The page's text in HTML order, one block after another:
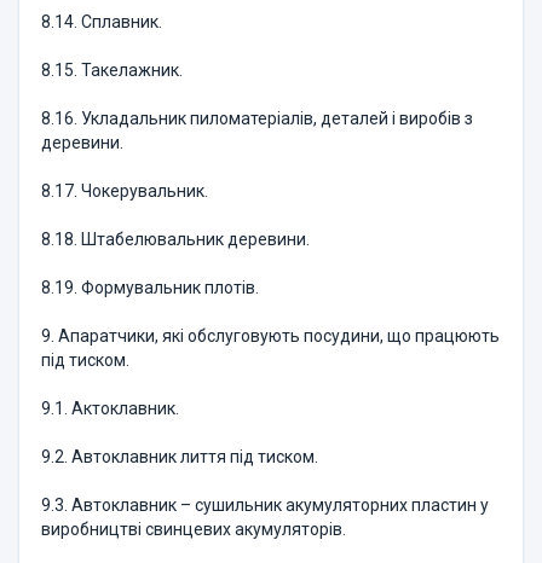
8.14. Сплавник.
8.15. Такелажник.
8.16. Укладальник пиломатеріалів, деталей і виробів з
деревини.
8.17. Чокерувальник.
8.18. Штабелювальник деревини.
8.19. Формувальник плотів.
9. Апаратчики, які обслуговують посудини, що працюють
під тиском.
9.1. Актоклавник.
9.2. Автоклавник лиття під тиском.
9.3. Автоклавник – сушильник акумуляторних пластин у
виробництві свинцевих акумуляторів.